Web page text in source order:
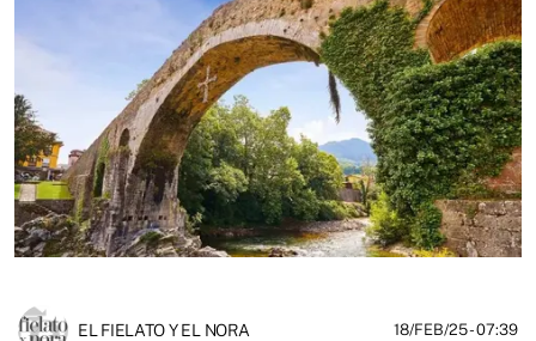
EL FIELATO Y EL NORA 18/FEB/25- 07:39